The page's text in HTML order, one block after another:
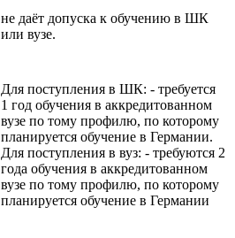
не даёт допуска к обучению в ШК
или вузе.
Для поступления в ШК: - требуется
1 год обучения в аккредитованном
вузе по тому профилю, по которому
планируется обучение в Германии.
Для поступления в вуз: - требуются 2
года обучения в аккредитованном
вузе по тому профилю, по которому
планируется обучение в Германии